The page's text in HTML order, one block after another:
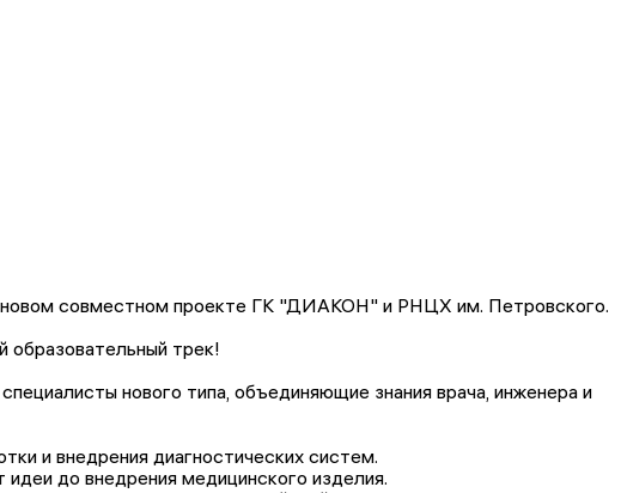
совместном проекте ГК "ДИАКОН" и РНЦХ им. Петровского.
трек!
нового типа, объединяющие знания врача, инженера и
и внедрения диагностических систем.
до внедрения медицинского изделия.